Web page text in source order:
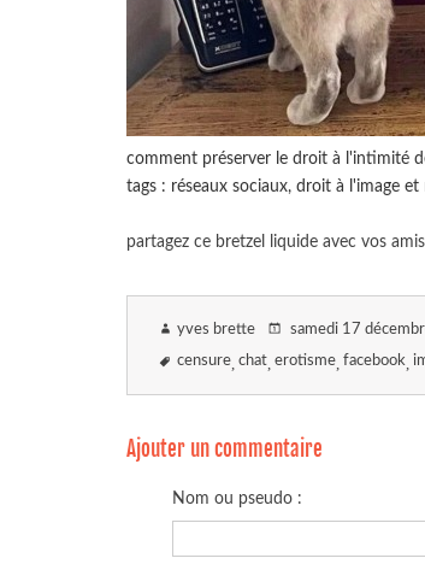
comment préserver le droit à l'intimité
tags : réseaux sociaux, droit à l'image
partagez ce bretzel liquide avec vos
yves brette samedi 17
censure chat erotisme facebook
Ajouter un commentaire
Nom ou pseudo :